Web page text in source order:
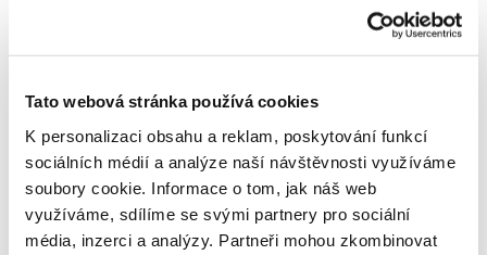
Tato webová stránka používá cookies
K personalizaci obsahu a reklam, poskytování funkcí
sociálních médií a analýze naší návštěvnosti využíváme
soubory cookie. Informace o tom, jak náš web
využíváme, sdílíme se svými partnery pro sociální
média, inzerci a analýzy. Partneři mohou zkombinovat
CHCI NOVINKY
Vaše e-mailová adresa je u nás v bezpečí. Newslettery provozuje
Simply Nature s.r.o.
Zásady zpracování osobních údajů